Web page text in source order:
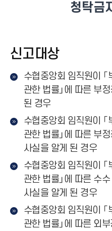
청탁금
신고대상
수협중앙회 임직원이
관한 법률」에 따른 부
된 경우
수협중앙회 임직원이
관한 법률」에 따른 부
사실을 알게 된 경우
수협중앙회 임직원이
관한 법률」에 따른 수
사실을 알게 된 경우
수협중앙회 임직원이
관한 법률」에 따른 외